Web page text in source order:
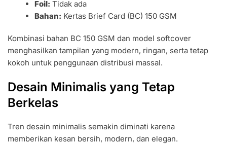
Foil: Tidak ada
Bahan: Kertas Brief Card (BC) 150 GSM
Kombinasi bahan BC 150 GSM dan model softcover
menghasilkan tampilan yang modern, ringan, serta tetap
kokoh untuk penggunaan distribusi massal.
Desain Minimalis yang Tetap
Berkelas
Tren desain minimalis semakin diminati karena
memberikan kesan bersih, modern, dan elegan.